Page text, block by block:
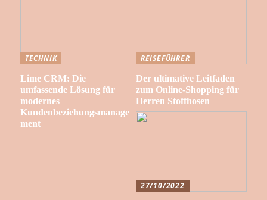
TECHNIK
Lime CRM: Die
umfassende Lösung für
modernes
Kundenbeziehungsmanage
ment
REISEFÜHRER
Der ultimative Leitfaden
zum Online-Shopping für
Herren Stoffhosen
27/10/2022